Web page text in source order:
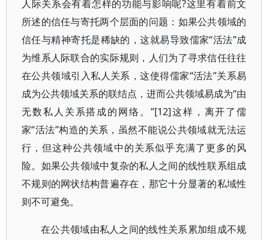
人际关系会有着怎样的功能与影响呢?这里有着前文
所述的信任与寄托两个层面的问题：如果公共领域的
信任与精神寄托是稀缺的，这就易导致儒家“活法”成
为维系人际联合的实际规则，人们为了寻求信任往往
在公共领域引入私人关系，这使得儒家“活法”关系易
成为公共领域关系的联结点，进而公共领域易成为“由
无数私人关系搭成的网络。”[12]这样，离开了儒
家“活法”构造的关系，虽然不能说公共领域就无法运
行，但这种公共领域中的关系似乎充满了更多的风
险。如果公共领域中复杂的私人之间的线性联系组成
不规则的网状结构普遍存在，那它十分显著的私域性
则不可避免。
在公共领域由私人之间的线性关系累加组成不规